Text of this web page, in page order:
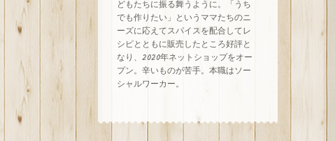
どもたちに振る舞うように。「うち
でも作りたい」というママたちのニ
ーズに応えてスパイスを配合してレ
シピとともに販売したところ好評と
なり、2020年ネットショップをオー
プン。辛いものが苦手。本職はソー
シャルワーカー。